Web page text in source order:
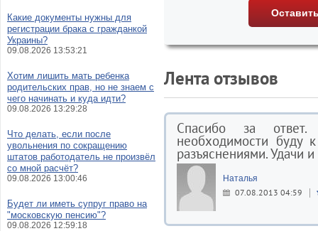
Лента отзывов
Спасибо за
необходимости буду
разъяснениями. Удачи
Наталья
07.08.2013 04:59
Какие документы нужны для
регистрации брака с гражданкой
Украины?
09.08.2026 13:53:21
Хотим лишить мать ребенка
родительских прав, но не знаем с
чего начинать и куда идти?
09.08.2026 13:29:28
Что делать, если после
увольнения по сокращению
штатов работодатель не произвёл
со мной расчёт?
09.08.2026 13:00:46
Будет ли иметь супруг право на
"московскую пенсию"?
09.08.2026 12:59:18